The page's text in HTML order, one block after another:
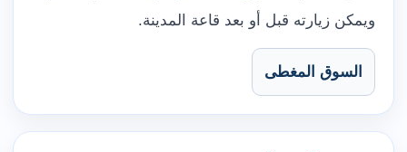
ويمكن زيارته قبل أو بعد قاعة المدينة.
السوق المغطى